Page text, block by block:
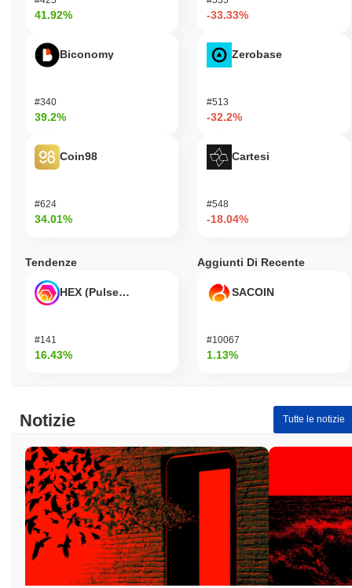
41.92%
Biconomy
#340
39.2%
Coin98
#624
34.01%
-33.33%
Zerobase
#513
-32.2%
Cartesi
#548
-18.04%
Tendenze
HEX (Pulsechain)
#141
16.43%
Aggiunti Di Recente
SACOIN
#10067
1.13%
Notizie Tutte le notizie